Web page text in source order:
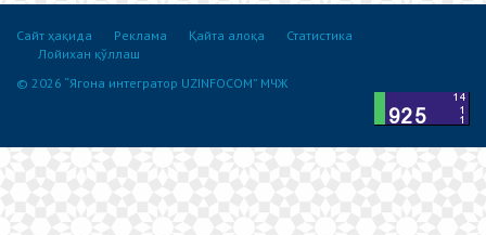
Сайт ҳақида Реклама Қайта алоқа
Статистика
Лойихан қўллаш
© 2026 “Ягона интегратор UZINFOCOM” МЧЖ